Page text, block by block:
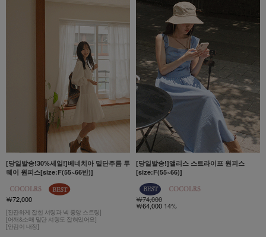
[당일발송!30%세일!]베네치아 밑단주름 투
웨이 원피스[size:F(55~66반)]
￦72,000
[잔잔하게 잡힌 셔링과 넥 중앙 스트링]
[어깨&소매 밑단 셔링도 잡혀있어요]
[안감이 내장]
[당일발송!]앨리스 스트라이프 원피스
[size:F(55~66)]
￦74,000
￦64,000 14%